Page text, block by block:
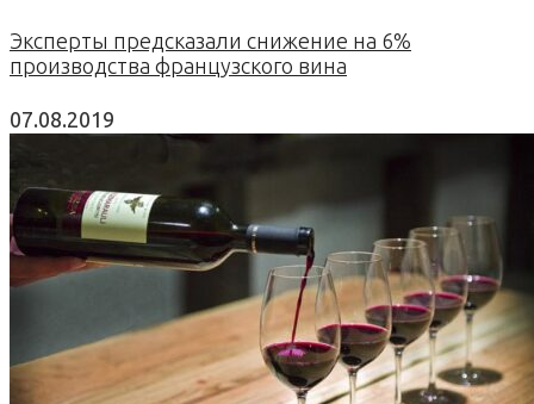
Эксперты предсказали снижение на 6%
производства французского вина
07.08.2019